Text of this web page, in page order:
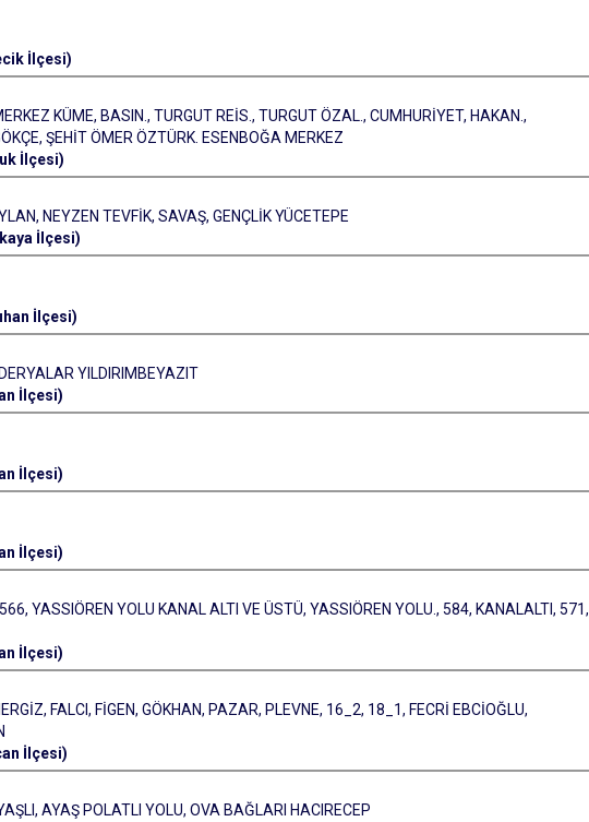
İlçesi)
KÜME, BASIN., TURGUT REİS., TURGUT ÖZAL., CUMHURİYET, HAKAN.,
ŞEHİT ÖMER ÖZTÜRK. ESENBOĞA MERKEZ
İlçesi)
NEYZEN TEVFİK, SAVAŞ, GENÇLİK YÜCETEPE
İlçesi)
İlçesi)
YILDIRIMBEYAZIT
İlçesi)
İlçesi)
İlçesi)
YASSIÖREN YOLU KANAL ALTI VE ÜSTÜ, YASSIÖREN YOLU., 584, KANALALTI, 571,
İlçesi)
FALCI, FİGEN, GÖKHAN, PAZAR, PLEVNE, 16_2, 18_1, FECRİ EBCİOĞLU,
İlçesi)
AYAŞ POLATLI YOLU, OVA BAĞLARI HACIRECEP